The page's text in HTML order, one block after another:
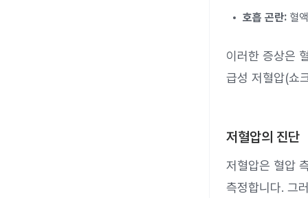
호흡 곤란: 혈
이러한 증상은
급성 저혈압(쇼
저혈압의 진단
저혈압은 혈압
측정합니다. 그